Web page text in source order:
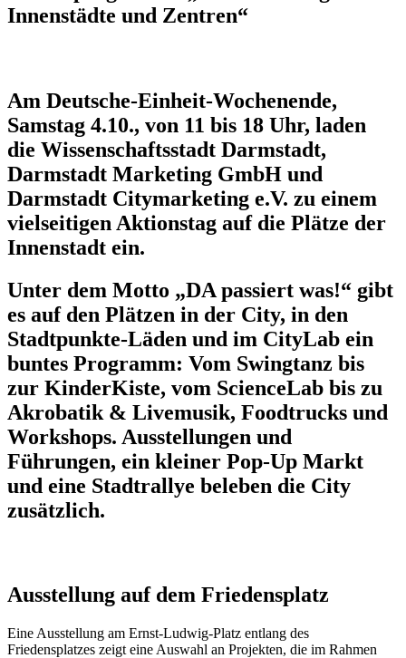
Innenstädte und Zentren“
Am Deutsche-Einheit-Wochenende,
Samstag 4.10., von 11 bis 18 Uhr, laden
die Wissenschaftsstadt Darmstadt,
Darmstadt Marketing GmbH und
Darmstadt Citymarketing e.V. zu einem
vielseitigen Aktionstag auf die Plätze der
Innenstadt ein.
Unter dem Motto „DA passiert was!“ gibt
es auf den Plätzen in der City, in den
Stadtpunkte-Läden und im CityLab ein
buntes Programm: Vom Swingtanz bis
zur KinderKiste, vom ScienceLab bis zu
Akrobatik & Livemusik, Foodtrucks und
Workshops. Ausstellungen und
Führungen, ein kleiner Pop-Up Markt
und eine Stadtrallye beleben die City
zusätzlich.
Ausstellung auf dem Friedensplatz
Eine Ausstellung am Ernst-Ludwig-Platz entlang des
Friedensplatzes zeigt eine Auswahl an Projekten, die im Rahmen